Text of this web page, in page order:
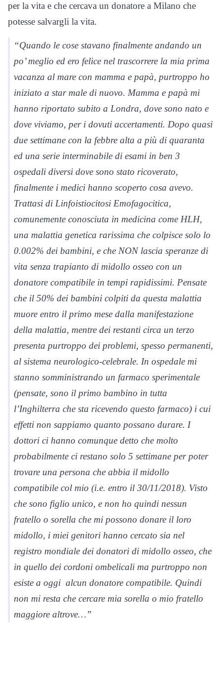
per la vita e che cercava un donatore a Milano che
potesse salvargli la vita.
“Quando le cose stavano finalmente andando un
po’ meglio ed ero felice nel trascorrere la mia prima
vacanza al mare con mamma e papà, purtroppo ho
iniziato a star male di nuovo. Mamma e papà mi
hanno riportato subito a Londra, dove sono nato e
dove viviamo, per i dovuti accertamenti. Dopo quasi
due settimane con la febbre alta a più di quaranta
ed una serie interminabile di esami in ben 3
ospedali diversi dove sono stato ricoverato,
finalmente i medici hanno scoperto cosa avevo.
Trattasi di Linfoistiocitosi Emofagocitica,
comunemente conosciuta in medicina come HLH,
una malattia genetica rarissima che colpisce solo lo
0.002% dei bambini, e che NON lascia speranze di
vita senza trapianto di midollo osseo con un
donatore compatibile in tempi rapidissimi. Pensate
che il 50% dei bambini colpiti da questa malattia
muore entro il primo mese dalla manifestazione
della malattia, mentre dei restanti circa un terzo
presenta purtroppo dei problemi, spesso permanenti,
al sistema neurologico-celebrale. In ospedale mi
stanno somministrando un farmaco sperimentale
(pensate, sono il primo bambino in tutta
l’Inghilterra che sta ricevendo questo farmaco) i cui
effetti non sappiamo quanto possano durare. I
dottori ci hanno comunque detto che molto
probabilmente ci restano solo 5 settimane per poter
trovare una persona che abbia il midollo
compatibile col mio (i.e. entro il 30/11/2018). Visto
che sono figlio unico, e non ho quindi nessun
fratello o sorella che mi possono donare il loro
midollo, i miei genitori hanno cercato sia nel
registro mondiale dei donatori di midollo osseo, che
in quello dei cordoni ombelicali ma purtroppo non
esiste a oggi alcun donatore compatibile. Quindi
non mi resta che cercare mia sorella o mio fratello
maggiore altrove…”